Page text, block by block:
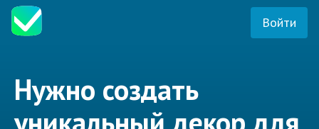
Войти
Нужно создать